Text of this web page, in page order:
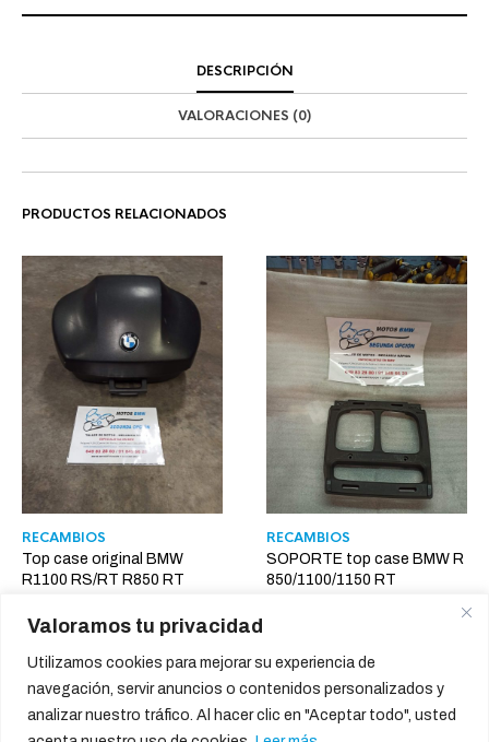
Valoramos tu privacidad
Utilizamos cookies para mejorar su experiencia de
navegación, servir anuncios o contenidos personalizados y
analizar nuestro tráfico. Al hacer clic en "Aceptar todo", usted
DESCRIPCIÓN
VALORACIONES (0)
PRODUCTOS RELACIONADOS
RECAMBIOS
Top case original BMW
R1100 RS/RT R850 RT
240,00€
RECAMBIOS
SOPORTE top case BMW R
850/1100/1150 RT